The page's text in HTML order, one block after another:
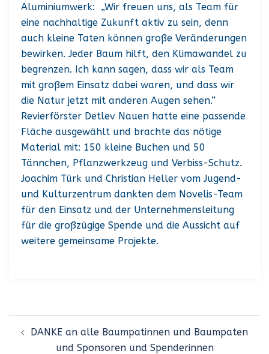
Aluminiumwerk: „Wir freuen uns, als Team für
eine nachhaltige Zukunft aktiv zu sein, denn
auch kleine Taten können große Veränderungen
bewirken. Jeder Baum hilft, den Klimawandel zu
begrenzen. Ich kann sagen, dass wir als Team
mit großem Einsatz dabei waren, und dass wir
die Natur jetzt mit anderen Augen sehen.“
Revierförster Detlev Nauen hatte eine passende
Fläche ausgewählt und brachte das nötige
Material mit: 150 kleine Buchen und 50
Tännchen, Pflanzwerkzeug und Verbiss-Schutz.
Joachim Türk und Christian Heller vom Jugend-
und Kulturzentrum dankten dem Novelis-Team
für den Einsatz und der Unternehmensleitung
für die großzügige Spende und die Aussicht auf
weitere gemeinsame Projekte.
DANKE an alle Baumpatinnen und Baumpaten
und Sponsoren und Spenderinnen